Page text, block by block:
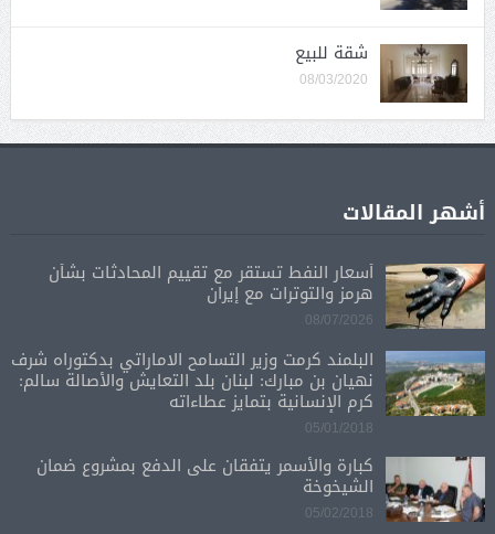
شقة للبيع
08/03/2020
أشهر المقالات
أسعار النفط تستقر مع تقييم المحادثات بشأن
هرمز والتوترات مع إيران
08/07/2026
البلمند كرمت وزير التسامح الاماراتي بدكتوراه شرف
نهيان بن مبارك: لبنان بلد التعايش والأصالة سالم:
كرم الإنسانية بتمايز عطاءاته
05/01/2018
كبارة والأسمر يتفقان على الدفع بمشروع ضمان
الشيخوخة
05/02/2018